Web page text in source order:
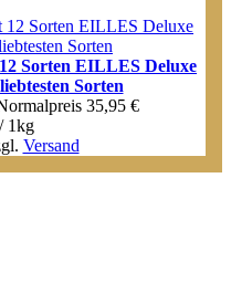
Sorten EILLES Deluxe
Sorten
35,95 €
1kg
Versand